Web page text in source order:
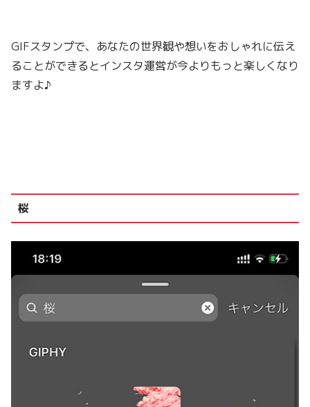
GIFスタンプで、あなたの世界観や想いをおしゃれに伝え
ることができるとインスタ運営が今よりもっと楽しくなり
ますよ♪
桜